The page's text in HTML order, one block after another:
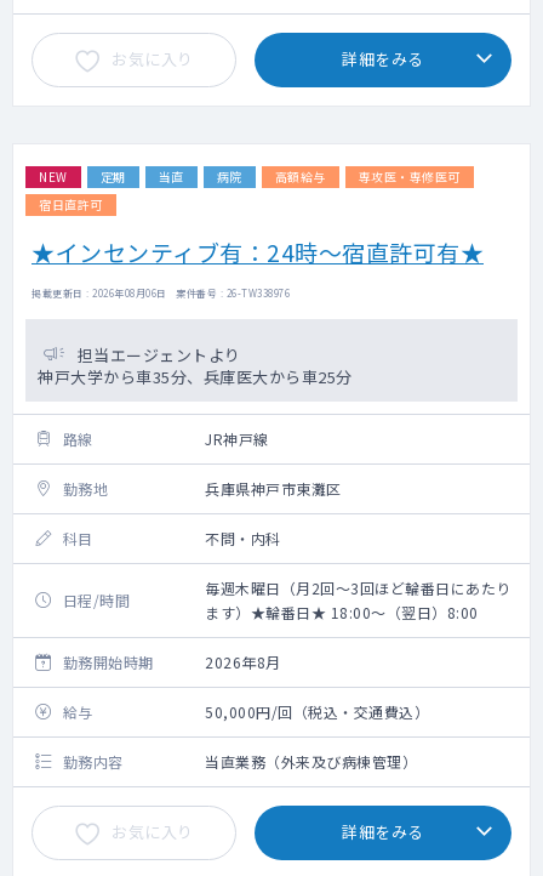
お気に入り 詳細をみる
NEW 定期 当直 病院 高額給与
専攻医・専修医可
宿日直許可
★インセンティブ有：24時～宿直許可有★
掲載更新日 : 2026年08月06日 案件番号 : 26-TW338976
担当エージェントより
神戸大学から車35分、兵庫医大から車25分
路線 JR神戸線
勤務地 兵庫県神戸市東灘区
科目 不問・内科
日程/時間
毎週木曜日（月2回～3回ほど輪番日にあたり
ます）★輪番日★ 18:00～（翌日）8:00
勤務開始時期 2026年8月
給与 50,000円/回（税込・交通費込）
勤務内容 当直業務（外来及び病棟管理）
お気に入り 詳細をみる